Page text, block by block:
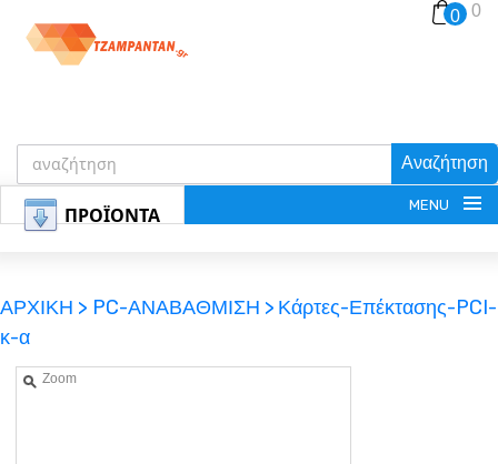
Αναζήτηση
0 0
ΠΡΟΪΟΝΤΑ MENU
ΕΓΓΡΑΦΗ
ΑΡΧΙΚΗ > PC-ΑΝΑΒΑΘΜΙΣΗ > Κάρτες-Επέκτασης-PCI-
κ-α
Zoom